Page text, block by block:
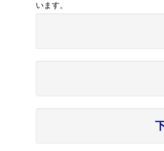
います。